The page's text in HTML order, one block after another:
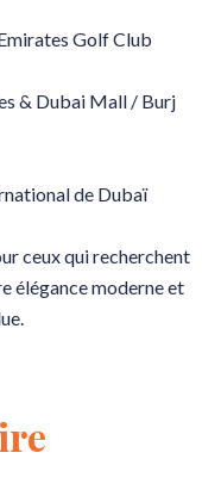
Golf Club
& Dubai Mall / Burj
de Dubaï
ceux qui recherchent
élégance moderne et